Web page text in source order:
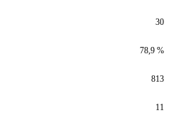
30
78,9 %
813
11